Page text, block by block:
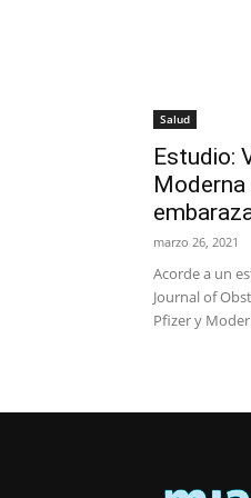
Salud
Estudio:
marzo 26, 2021
Acorde a un
Journal of
Pfizer y